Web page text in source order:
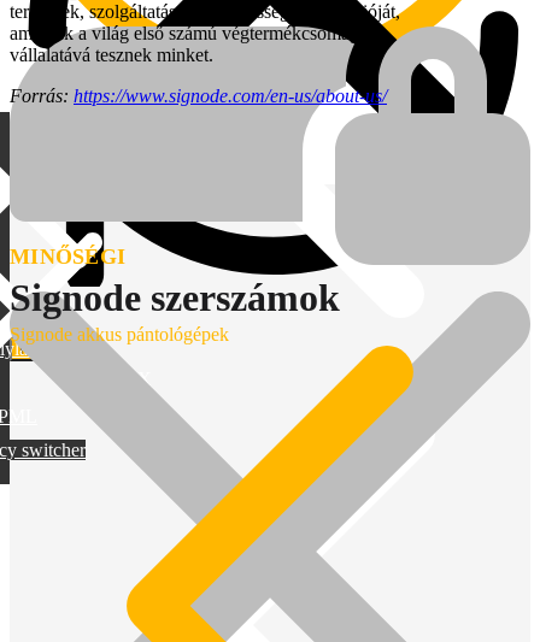
MAX
switcher
termékek, szolgáltatások és képességek portfólióját,
amelyek a világ első számú végtermékcsomagoló
vállalatává tesznek minket.
Forrás: https://www.signode.com/en-us/about-us/
MINŐSÉGI
Signode szerszámok
Signode akkus pántológépek